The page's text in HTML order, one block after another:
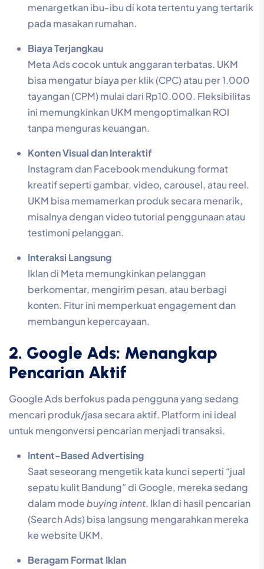
menargetkan ibu-ibu di kota tertentu yang tertarik
pada masakan rumahan.
Biaya Terjangkau
Meta Ads cocok untuk anggaran terbatas. UKM
bisa mengatur biaya per klik (CPC) atau per 1.000
tayangan (CPM) mulai dari Rp10.000. Fleksibilitas
ini memungkinkan UKM mengoptimalkan ROI
tanpa menguras keuangan.
Konten Visual dan Interaktif
Instagram dan Facebook mendukung format
kreatif seperti gambar, video, carousel, atau reel.
UKM bisa memamerkan produk secara menarik,
misalnya dengan video tutorial penggunaan atau
testimoni pelanggan.
Interaksi Langsung
Iklan di Meta memungkinkan pelanggan
berkomentar, mengirim pesan, atau berbagi
konten. Fitur ini memperkuat engagement dan
membangun kepercayaan.
2. Google Ads: Menangkap
Pencarian Aktif
Google Ads berfokus pada pengguna yang sedang
mencari produk/jasa secara aktif. Platform ini ideal
untuk mengonversi pencarian menjadi transaksi.
Intent-Based Advertising
Saat seseorang mengetik kata kunci seperti “jual
sepatu kulit Bandung” di Google, mereka sedang
dalam modebuying intent. Iklan di hasil pencarian
(Search Ads) bisa langsung mengarahkan mereka
ke website UKM.
Beragam Format Iklan